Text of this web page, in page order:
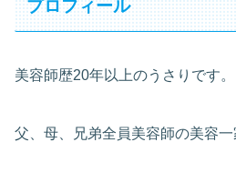
プロフィール
美容師歴20年以上のうさりです。
父、母、兄弟全員美容師の美容一